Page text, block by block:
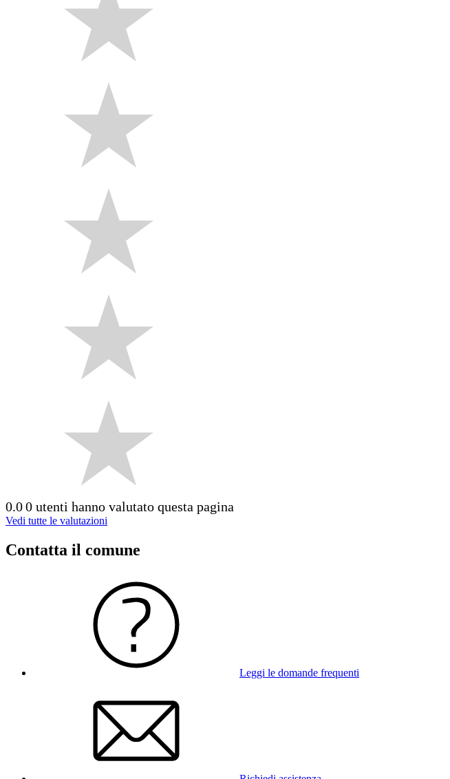
0.00 utenti hanno valutato questa pagina
Vedi tutte le valutazioni
Contatta il comune
Leggi le domande frequenti